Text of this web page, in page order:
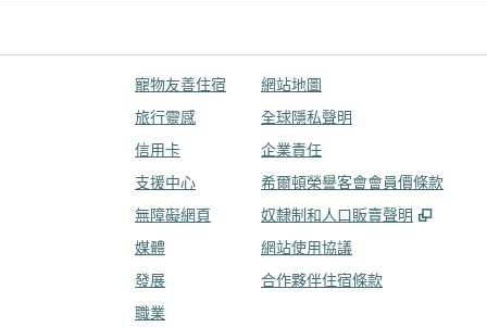
寵物友善住宿
旅行靈感
信用卡
支援中心
無障礙網頁
媒體
發展
職業
網站地圖
全球隱私聲明
企業責任
希爾頓榮譽客會會員價條款
奴隸制和人口販賣聲明
,
網站使用協議
合作夥伴住宿條款